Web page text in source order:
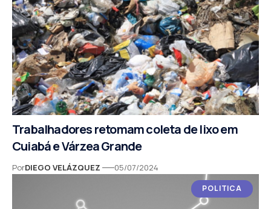
Trabalhadores retomam coleta de lixo em
Cuiabá e Várzea Grande
PorDIEGO VELÁZQUEZ 05/07/2024
POLITICA